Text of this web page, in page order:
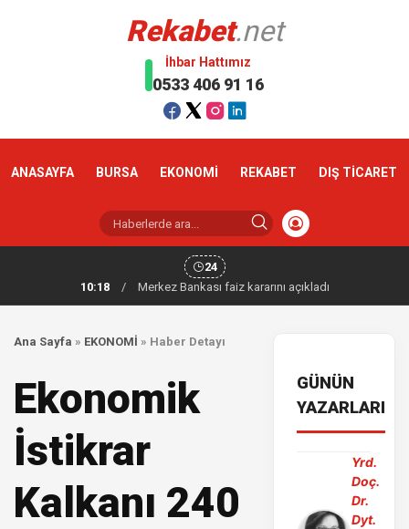
Rekabet.net
İhbar Hattımız
0533 406 91 16
ANASAYFA BURSA EKONOMİ REKABET DIŞ TİCARET
24
10:18
/ Merkez Bankası faiz kararını açıkladı
Ana Sayfa » EKONOMİ » Haber Detayı
Ekonomik
İstikrar
Kalkanı 240
GÜNÜN
YAZARLARI
Yrd.
Doç.
Dr.
Dyt.